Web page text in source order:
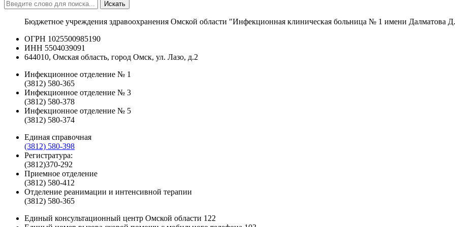
Искать
Бюджетное учреждения здравоохранения Омской области "Инфекционная клиническая больница № 1 имени Далматова
ОГРН 1025500985190
ИНН 5504039091
644010, Омская область, город Омск, ул. Лазо, д.2
Инфекционное отделение № 1
(3812) 580-365
Инфекционное отделение № 3
(3812) 580-378
Инфекционное отделение № 5
(3812) 580-374
Единая справочная
(3812) 580-398
Регистратура:
(3812)370-292
Приемное отделение
(3812) 580-412
Отделение реанимации и интенсивной терапии
(3812) 580-365
Единый консультационный центр Омской области 122